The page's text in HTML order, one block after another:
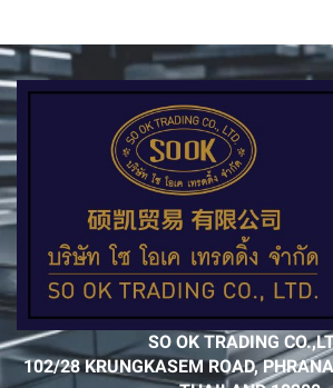
SO OK TRADING
102/28 KRUNGKASEM ROAD,